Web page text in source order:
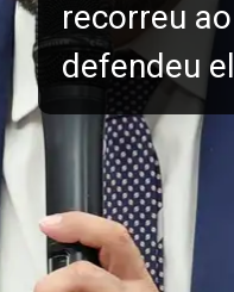
recorreu
defendeu